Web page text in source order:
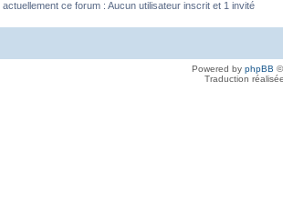
ce forum : Aucun utilisateur inscrit et 1 invité
Powered by phpBB
Traduction